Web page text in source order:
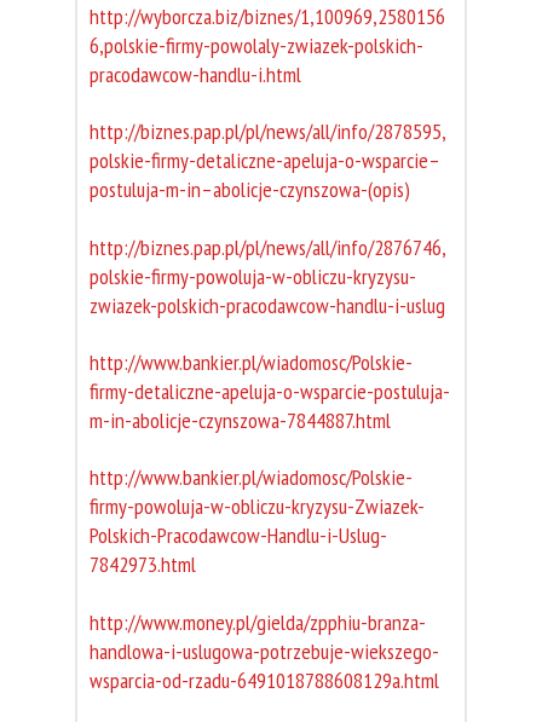
http://wyborcza.biz/biznes/1,100969,2580156
6,polskie-firmy-powolaly-zwiazek-polskich-
pracodawcow-handlu-i.html
http://biznes.pap.pl/pl/news/all/info/2878595,
polskie-firmy-detaliczne-apeluja-o-wsparcie–
postuluja-m-in–abolicje-czynszowa-(opis)
http://biznes.pap.pl/pl/news/all/info/2876746,
polskie-firmy-powoluja-w-obliczu-kryzysu-
zwiazek-polskich-pracodawcow-handlu-i-uslug
http://www.bankier.pl/wiadomosc/Polskie-
firmy-detaliczne-apeluja-o-wsparcie-postuluja-
m-in-abolicje-czynszowa-7844887.html
http://www.bankier.pl/wiadomosc/Polskie-
firmy-powoluja-w-obliczu-kryzysu-Zwiazek-
Polskich-Pracodawcow-Handlu-i-Uslug-
7842973.html
http://www.money.pl/gielda/zpphiu-branza-
handlowa-i-uslugowa-potrzebuje-wiekszego-
wsparcia-od-rzadu-6491018788608129a.html